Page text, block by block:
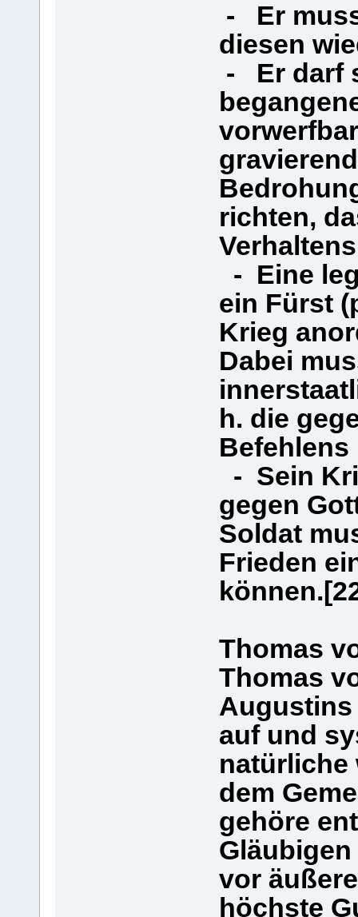
- Er
diesen
- Er darf
richten,
- Eine
ein Fürst
Krieg
Dabei
h. die
Befehlens
- Sein
gegen
Soldat
Frieden
Thomas
Thomas
Augustins
auf und
natürliche
dem
gehöre
vor
höchste